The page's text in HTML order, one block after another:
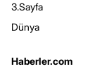
3.Sayfa
Dünya
Haberler.com